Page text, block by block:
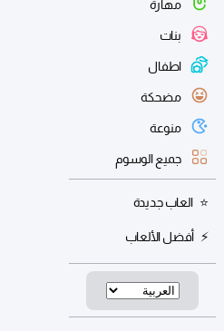
مهارة
بنات
اطفال
مضحكة
منوعة
جميع الوسوم
العاب جديدة
أفضل الألعاب